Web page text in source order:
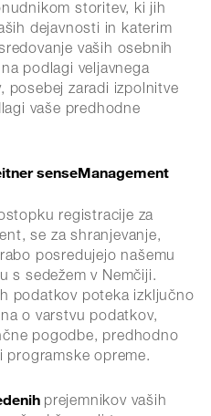
storitev, ki jih
dejavnosti in katerim
vaših osebnih
podlagi veljavnega
posebej zaradi izpolnitve
vaše predhodne
senseManagement
registracije za
se za shranjevanje,
posredujejo našemu
s sedežem v Nemčiji.
podatkov poteka izključno
o varstvu podatkov,
pogodbe, predhodno
programske opreme.
prejemnikov vaših